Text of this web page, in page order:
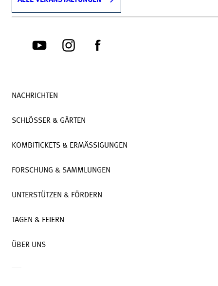
NACHRICHTEN
SCHLÖSSER & GÄRTEN
KOMBITICKETS & ERMÄSSIGUNGEN
FORSCHUNG & SAMMLUNGEN
UNTERSTÜTZEN & FÖRDERN
TAGEN & FEIERN
ÜBER UNS